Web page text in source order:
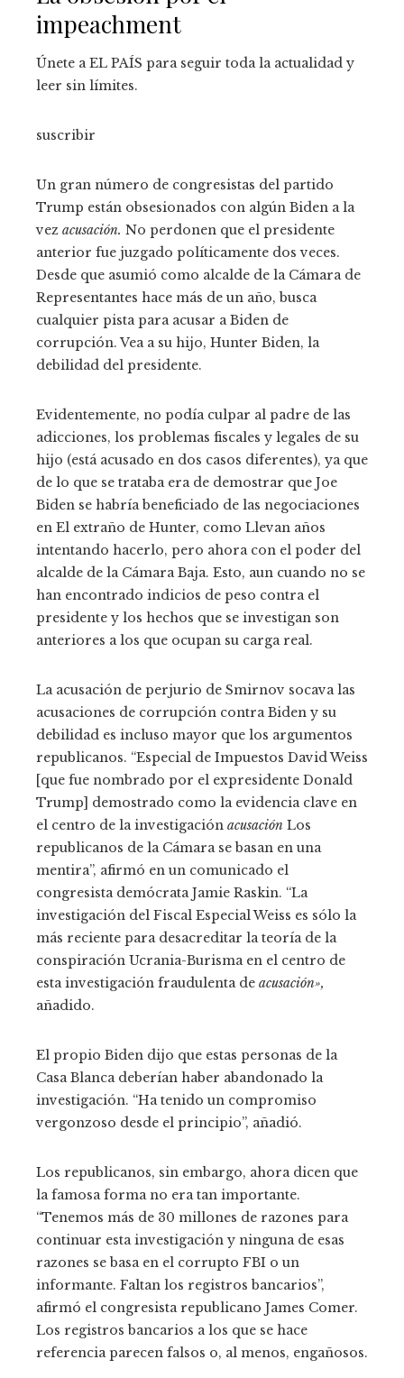
impeachment
Únete a EL PAÍS para seguir toda la actualidad y
leer sin límites.
suscribir
Un gran número de congresistas del partido
Trump están obsesionados con algún Biden a la
vez acusación. No perdonen que el presidente
anterior fue juzgado políticamente dos veces.
Desde que asumió como alcalde de la Cámara de
Representantes hace más de un año, busca
cualquier pista para acusar a Biden de
corrupción. Vea a su hijo, Hunter Biden, la
debilidad del presidente.
Evidentemente, no podía culpar al padre de las
adicciones, los problemas fiscales y legales de su
hijo (está acusado en dos casos diferentes), ya que
de lo que se trataba era de demostrar que Joe
Biden se habría beneficiado de las negociaciones
en El extraño de Hunter, como Llevan años
intentando hacerlo, pero ahora con el poder del
alcalde de la Cámara Baja. Esto, aun cuando no se
han encontrado indicios de peso contra el
presidente y los hechos que se investigan son
anteriores a los que ocupan su carga real.
La acusación de perjurio de Smirnov socava las
acusaciones de corrupción contra Biden y su
debilidad es incluso mayor que los argumentos
republicanos. “Especial de Impuestos David Weiss
[que fue nombrado por el expresidente Donald
Trump] demostrado como la evidencia clave en
el centro de la investigación acusación Los
republicanos de la Cámara se basan en una
mentira”, afirmó en un comunicado el
congresista demócrata Jamie Raskin. “La
investigación del Fiscal Especial Weiss es sólo la
más reciente para desacreditar la teoría de la
conspiración Ucrania-Burisma en el centro de
esta investigación fraudulenta de acusación»,
añadido.
El propio Biden dijo que estas personas de la
Casa Blanca deberían haber abandonado la
investigación. “Ha tenido un compromiso
vergonzoso desde el principio”, añadió.
Los republicanos, sin embargo, ahora dicen que
la famosa forma no era tan importante.
“Tenemos más de 30 millones de razones para
continuar esta investigación y ninguna de esas
razones se basa en el corrupto FBI o un
informante. Faltan los registros bancarios”,
afirmó el congresista republicano James Comer.
Los registros bancarios a los que se hace
referencia parecen falsos o, al menos, engañosos.